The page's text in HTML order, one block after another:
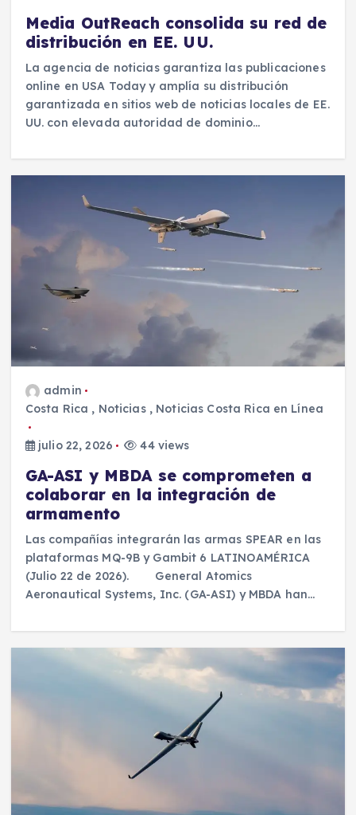
Media OutReach consolida su red de
distribución en EE. UU.
La agencia de noticias garantiza las publicaciones
online en USA Today y amplía su distribución
garantizada en sitios web de noticias locales de EE.
UU. con elevada autoridad de dominio…
admin
Costa Rica , Noticias, Noticias Costa Rica en Línea
julio 22, 2026 44 views
GA-ASI y MBDA se comprometen a
colaborar en la integración de
armamento
Las compañías integrarán las armas SPEAR en las
plataformas MQ-9B y Gambit 6 LATINOAMÉRICA
(Julio 22 de 2026). General Atomics
Aeronautical Systems, Inc. (GA-ASI) y MBDA han…